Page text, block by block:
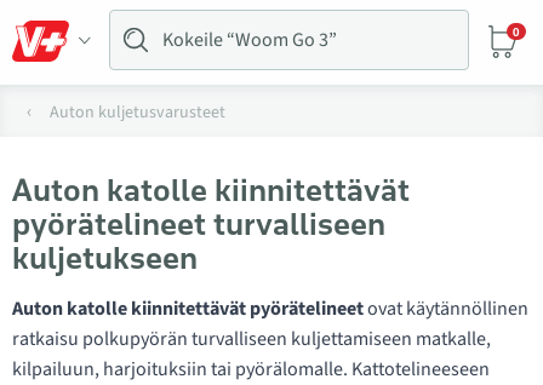
0
Auton kuljetusvarusteet
Auton katolle kiinnitettävät
pyörätelineet turvalliseen
kuljetukseen
Auton katolle kiinnitettävät pyörätelineetovat käytännöllinen
ratkaisu polkupyörän turvalliseen kuljettamiseen matkalle,
kilpailuun, harjoituksiin tai pyörälomalle. Kattotelineeseen